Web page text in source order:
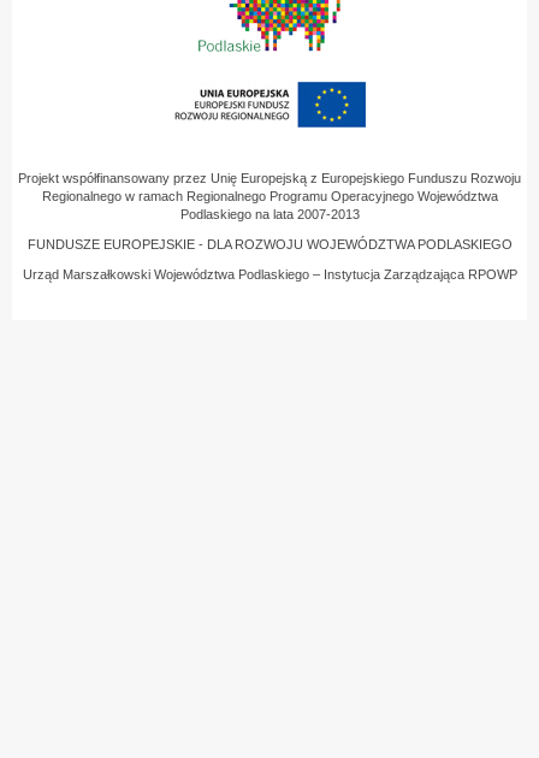
Projekt współfinansowany przez Unię Europejską z Europejskiego Funduszu Rozwoju
Regionalnego w ramach Regionalnego Programu Operacyjnego Województwa
Podlaskiego na lata 2007-2013
FUNDUSZE EUROPEJSKIE - DLA ROZWOJU WOJEWÓDZTWA PODLASKIEGO
Urząd Marszałkowski Województwa Podlaskiego – Instytucja Zarządzająca RPOWP